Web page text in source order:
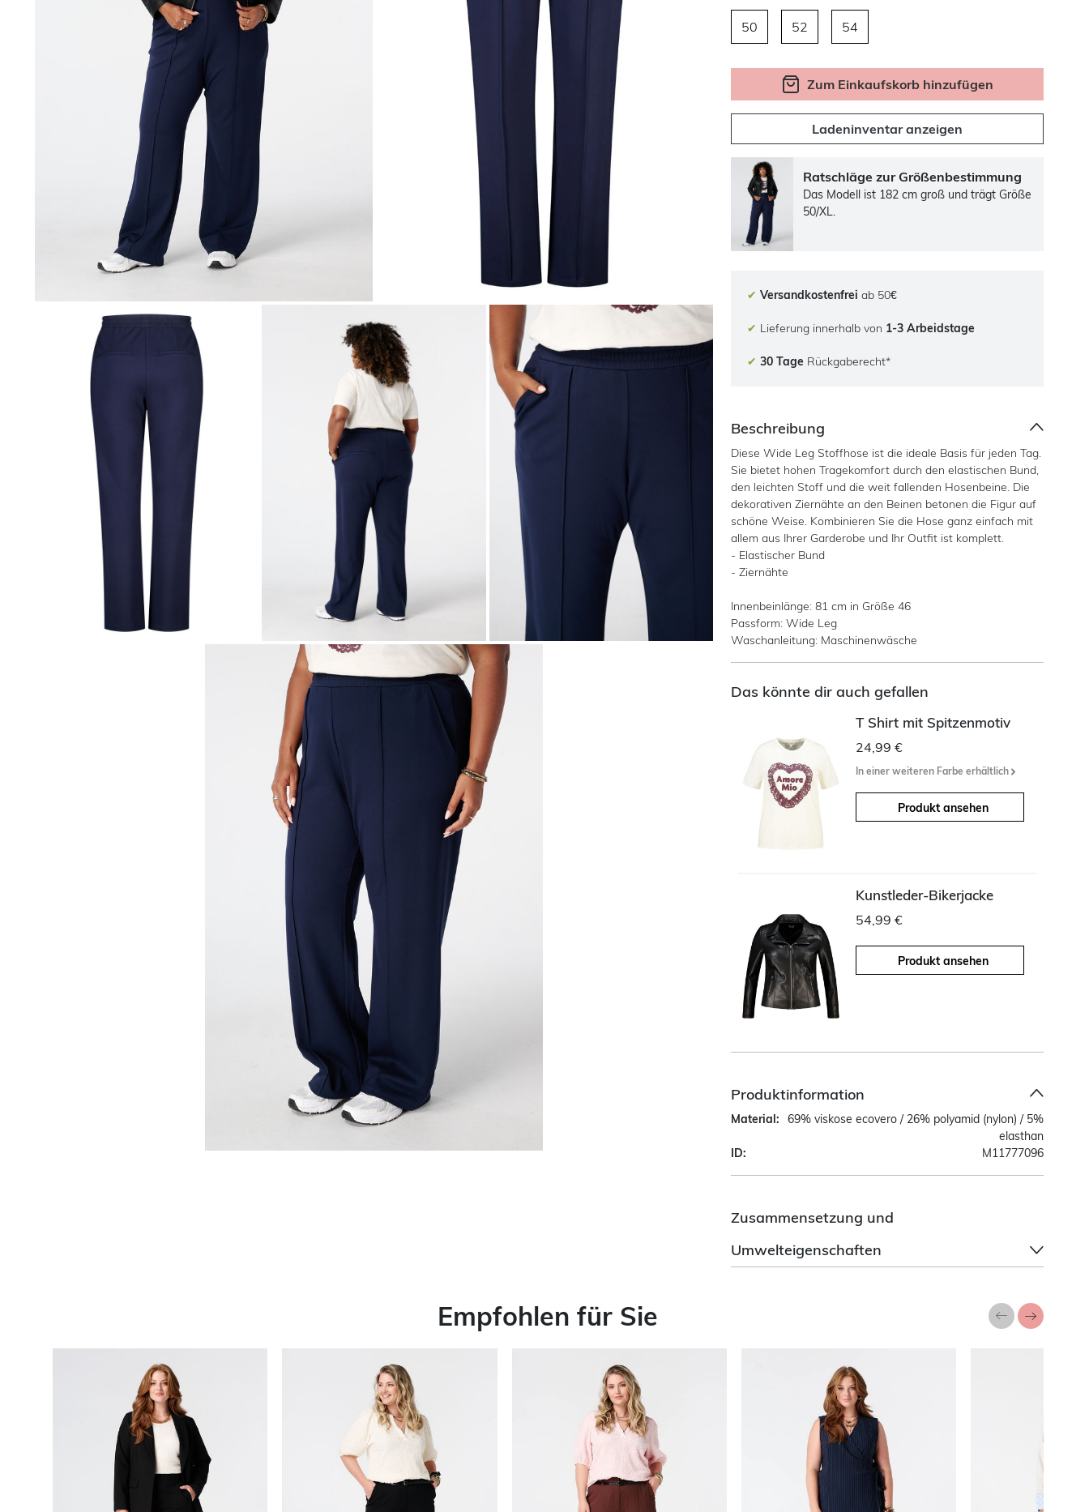
50 52 54
Zum Einkaufskorb hinzufügen
Ladeninventar anzeigen
Ratschläge zur Größenbestimmung
Das Modell ist 182 cm groß und trägt Größe
50/XL.
✔ Versandkostenfrei ab 50€
✔ Lieferung innerhalb von 1-3 Arbeidstage
✔ 30 Tage Rückgaberecht*
Beschreibung
Diese Wide Leg Stoffhose ist die ideale Basis für jeden Tag.
Sie bietet hohen Tragekomfort durch den elastischen Bund,
den leichten Stoff und die weit fallenden Hosenbeine. Die
dekorativen Ziernähte an den Beinen betonen die Figur auf
schöne Weise. Kombinieren Sie die Hose ganz einfach mit
allem aus Ihrer Garderobe und Ihr Outfit ist komplett.
- Elastischer Bund
- Ziernähte
Innenbeinlänge: 81 cm in Größe 46
Passform: Wide Leg
Waschanleitung: Maschinenwäsche
Das könnte dir auch gefallen
T Shirt mit Spitzenmotiv
24,99 €
In einer weiteren Farbe erhältlich
Produkt ansehen
Kunstleder-Bikerjacke
54,99 €
Produkt ansehen
Produktinformation
Material:
69% viskose ecovero / 26% polyamid (nylon) / 5%
elasthan
ID:
M11777096
Zusammensetzung und
Umwelteigenschaften
Empfohlen für Sie